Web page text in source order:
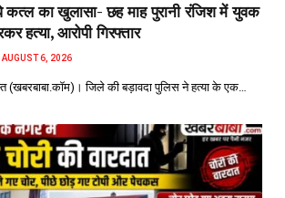
का खुलासा- छह माह पुरानी रंजिश में युवक
हत्या, आरोपी गिरफ्तार
AUGUST 6, 2026
(खबरबाबा.कॉम)। जिले की बड़ावदा पुलिस ने हत्या के एक…